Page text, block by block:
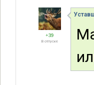
+39
В отпуске